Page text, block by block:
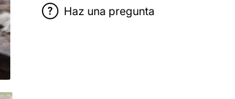
Haz una pregunta